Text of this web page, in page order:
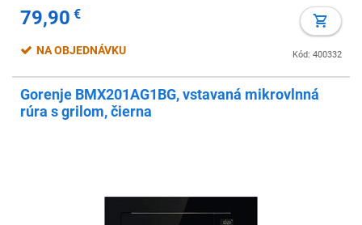
79,90 €
Kód: 400332
NA OBJEDNÁVKU
Gorenje BMX201AG1BG, vstavaná mikrovlnná
rúra s grilom, čierna